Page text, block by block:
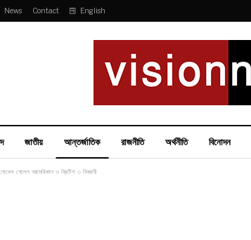
News Contact English
জাতীয় আন্তর্জাতিক রাজনীতি অর্থনীতি বিনোদন
পেলেন আমেরিকান ও ব্রিটিশ ৩ বিজ্ঞানী